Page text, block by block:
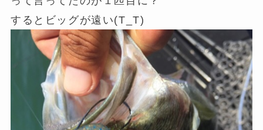
するとビッグが遠い(T_T)